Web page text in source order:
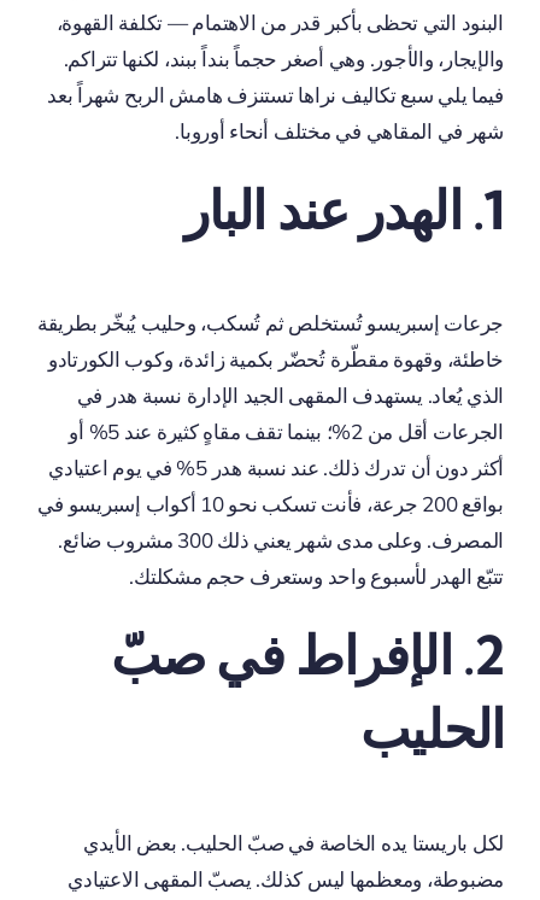
البنود التي تحظى بأكبر قدر من الاهتمام — تكلفة القهوة،
والإيجار، والأجور. وهي أصغر حجماً بنداً ببند، لكنها تتراكم.
فيما يلي سبع تكاليف نراها تستنزف هامش الربح شهراً بعد
شهر في المقاهي في مختلف أنحاء أوروبا.
1. الهدر عند البار
جرعات إسبريسو تُستخلص ثم تُسكب، وحليب يُبخّر بطريقة
خاطئة، وقهوة مقطّرة تُحضّر بكمية زائدة، وكوب الكورتادو
الذي يُعاد. يستهدف المقهى الجيد الإدارة نسبة هدر في
الجرعات أقل من 2%؛ بينما تقف مقاهٍ كثيرة عند 5% أو
أكثر دون أن تدرك ذلك. عند نسبة هدر 5% في يوم اعتيادي
بواقع 200 جرعة، فأنت تسكب نحو 10 أكواب إسبريسو في
المصرف. وعلى مدى شهر يعني ذلك 300 مشروب ضائع.
تتبّع الهدر لأسبوع واحد وستعرف حجم مشكلتك.
2. الإفراط في صبّ
الحليب
لكل باريستا يده الخاصة في صبّ الحليب. بعض الأيدي
مضبوطة، ومعظمها ليس كذلك. يصبّ المقهى الاعتيادي